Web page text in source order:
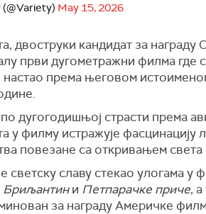
May 15, 2026
двоструки кандидат за награду
први дугометражни филма где
настао према његовом
дугогодишњој страсти према
у филму истражује фасцинацију
повезане са откривањем света
светску славу стекао улогама у
Бриљантини Петпарачке приче,
за награду Америчке